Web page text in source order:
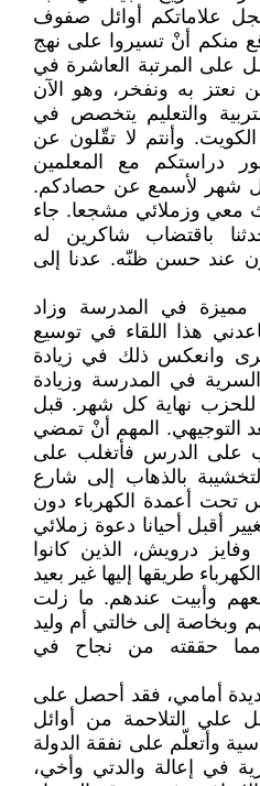
علاماتكم أوائل صفوف
منكم أنْ تسيروا على نهج
على المرتبة العاشرة في
نعتز به ونفخر، وهو الآن
والتعليم يتخصص في
الكويت. وأنتم لا تقّلون عن
دراستكم مع المعلمين
شهر لأسمع عن حصادكم.
معي وزملائي مشجعا. جاء
باقتضاب شاكرين له
عند حسن ظنّه. عدنا إلى
في المدرسة وزاد
هذا اللقاء في توسيع
وانعكس ذلك في زيادة
في المدرسة وزيادة
للحزب نهاية كل شهر. قبل
التوجيهي. المهم أنْ تمضي
على الدرس فأتغلب على
بالذهاب إلى شارع
تحت أعمدة الكهرباء دون
أقبل أحيانا دعوة زملائي
درويش، الذين كانوا
طريقها إليها غير بعيد
وأبيت عندهم. ما زلت
وبخاصة إلى خالتي أم وليد
مما حققته من نجاح في
جديدة أمامي، فقد أحصل على
علي التلاحمة من أوائل
وأتعلّم على نفقة الدولة
في إعالة والدتي وأخي،